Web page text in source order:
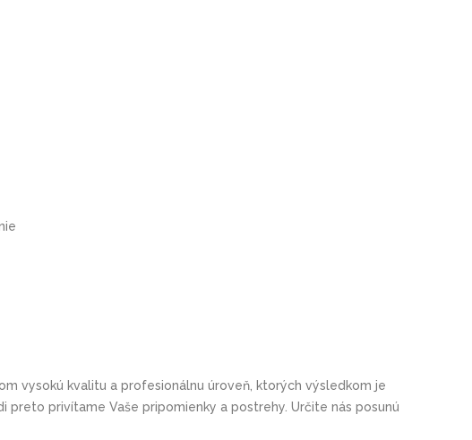
vysokú kvalitu a profesionálnu úroveň, ktorých výsledkom je
preto privítame Vaše pripomienky a postrehy. Určite nás posunú